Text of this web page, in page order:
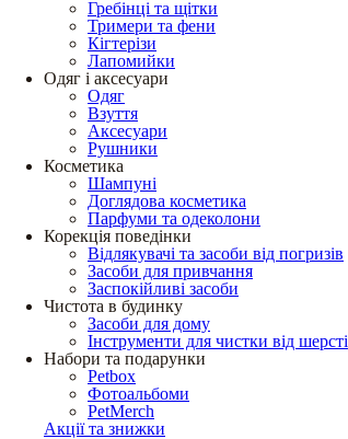
Гребінці та щітки
Тримери та фени
Кігтерізи
Лапомийки
Одяг і аксесуари
Одяг
Взуття
Аксесуари
Рушники
Косметика
Шампуні
Доглядова косметика
Парфуми та одеколони
Корекція поведінки
Відлякувачі та засоби від погризів
Засоби для привчання
Заспокійливі засоби
Чистота в будинку
Засоби для дому
Інструменти для чистки від шерсті
Набори та подарунки
Petbox
Фотоальбоми
PetMerch
Акції та знижки